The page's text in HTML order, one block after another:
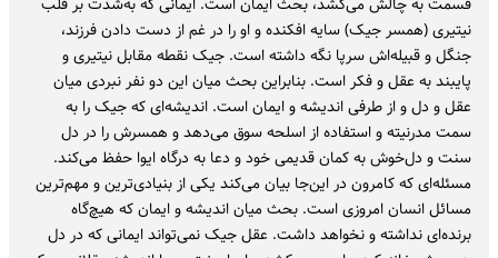
نیتیری (همسر جیک) سایه افکنده و او را در غم از دست دادن فرزند،
جنگل و قبیله‌اش سرپا نگه داشته است. جیک نقطه مقابل نیتیری و
پایبند به عقل و فکر است. بنابراین بحث میان این دو نفر نبردی میان
عقل و دل و از طرفی اندیشه و ایمان است. اندیشه‌ای که جیک را به
سمت مدرنیته و استفاده از اسلحه سوق می‌دهد و همسرش را در دل
سنت و دل‌خوش به کمان قدیمی خود و دعا به درگاه ایوا حفظ می‌کند.
مسئله‌ای که کامرون در این‌جا بیان می‌کند یکی از بنیادی‌ترین و مهم‌ترین
مسائل انسان امروزی است. بحث میان اندیشه و ایمان که هیچ‌گاه
برنده‌ای نداشته و نخواهد داشت. عقل جیک نمی‌تواند ایمانی که در دل